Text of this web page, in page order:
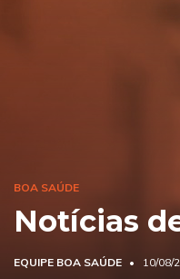
BOA SAÚDE
Notícias
EQUIPE BOA SAÚDE 10/08/